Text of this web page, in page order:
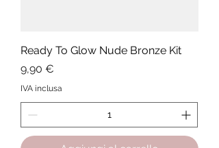
Ready To Glow Nude Bronze Kit
Prezzo
9,90 €
IVA inclusa